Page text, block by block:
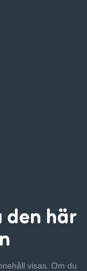
den här
visas. Om du